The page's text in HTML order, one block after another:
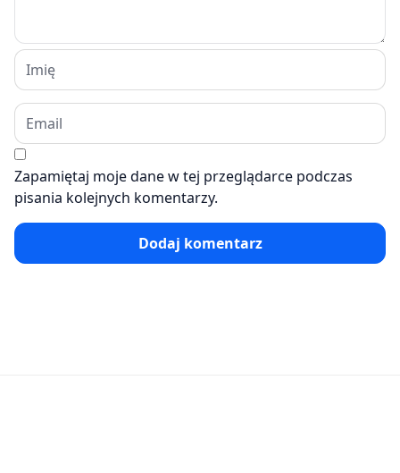
Zapamiętaj moje dane w tej przeglądarce podczas
pisania kolejnych komentarzy.
Dodaj komentarz